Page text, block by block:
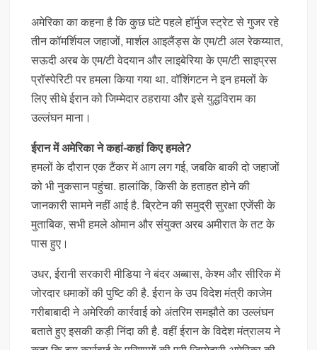
अमेरिका का कहना है कि कुछ घंटे पहले हॉर्मुज स्ट्रेट से गुजर रहे
तीन कॉमर्शियल जहाजों, मार्शल आइलैंड्स के एम/टी अल रेकय्यात,
सऊदी अरब के एम/टी वेदयान और लाइबेरिया के एम/टी साइप्रस
प्रॉस्पेरिटी पर हमला किया गया था. वॉशिंगटन ने इन हमलों के
लिए सीधे ईरान को जिम्मेदार ठहराया और इसे युद्धविराम का
उल्लंघन माना।
ईरान में अमेरिका ने कहां-कहां किए हमले?
हमलों के दौरान एक टैंकर में आग लग गई, जबकि बाकी दो जहाजों
को भी नुकसान पहुंचा. हालांकि, किसी के हताहत होने की
जानकारी सामने नहीं आई है. ब्रिटेन की समुद्री सुरक्षा एजेंसी के
मुताबिक, सभी हमले ओमान और संयुक्त अरब अमीरात के तट के
पास हुए।
उधर, ईरानी सरकारी मीडिया ने बंदर अब्बास, केश्म और सीरिक में
जोरदार धमाकों की पुष्टि की है. ईरान के उप विदेश मंत्री काजेम
गरीबाबादी ने अमेरिकी कार्रवाई को अंतरिम समझौते का उल्लंघन
बताते हुए इसकी कड़ी निंदा की है. वहीं ईरान के विदेश मंत्रालय ने